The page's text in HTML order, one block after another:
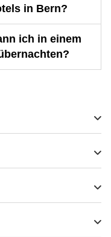
in Bern?
ich in einem